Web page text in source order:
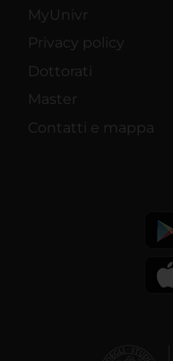
MyUnivr
Privacy policy
Dottorati
Master
Contatti e mappa